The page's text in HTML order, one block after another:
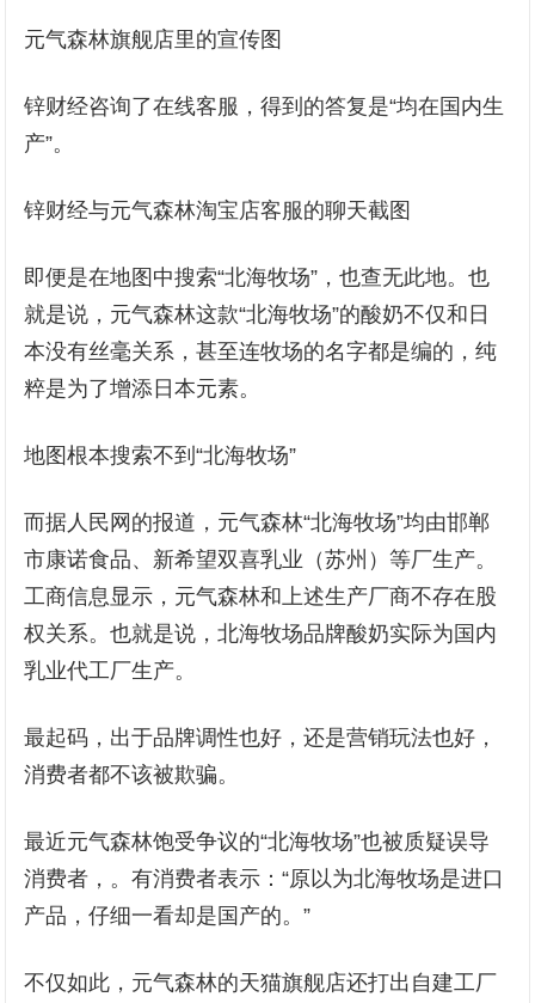
元气森林旗舰店里的宣传图
锌财经咨询了在线客服，得到的答复是“均在国内生
产”。
锌财经与元气森林淘宝店客服的聊天截图
即便是在地图中搜索“北海牧场”，也查无此地。也
就是说，元气森林这款“北海牧场”的酸奶不仅和日
本没有丝毫关系，甚至连牧场的名字都是编的，纯
粹是为了增添日本元素。
地图根本搜索不到“北海牧场”
而据人民网的报道，元气森林“北海牧场”均由邯郸
市康诺食品、新希望双喜乳业（苏州）等厂生产。
工商信息显示，元气森林和上述生产厂商不存在股
权关系。也就是说，北海牧场品牌酸奶实际为国内
乳业代工厂生产。
最起码，出于品牌调性也好，还是营销玩法也好，
消费者都不该被欺骗。
最近元气森林饱受争议的“北海牧场”也被质疑误导
消费者，。有消费者表示：“原以为北海牧场是进口
产品，仔细一看却是国产的。”
不仅如此，元气森林的天猫旗舰店还打出自建工厂